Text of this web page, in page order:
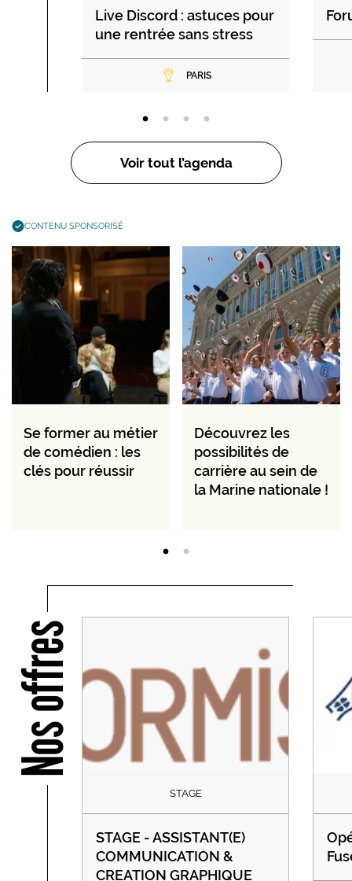
Live Discord : astuces pour
une rentrée sans stress
PARIS
Voir tout l’agenda
CONTENU SPONSORISÉ
Se former au métier
de comédien : les
clés pour réussir
Découvrez les
possibilités de
carrière au sein de
la Marine nationale !
Nos offres
STAGE
STAGE - ASSISTANT(E)
COMMUNICATION &
CREATION GRAPHIQUE